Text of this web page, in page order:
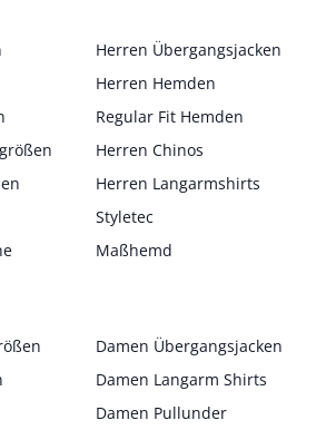
Herren Übergangsjacken
Herren Hemden
Regular Fit Hemden
Herren Chinos
Herren Langarmshirts
Styletec
Maßhemd
Damen Übergangsjacken
Damen Langarm Shirts
Damen Pullunder